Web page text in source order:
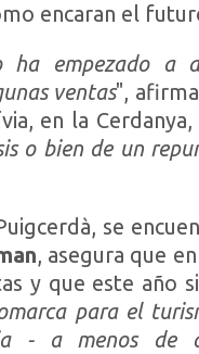
encaran el
ha empezado a
ventas",
en la
o bien de un
se
, asegura que
y que este año
para el
- a menos de